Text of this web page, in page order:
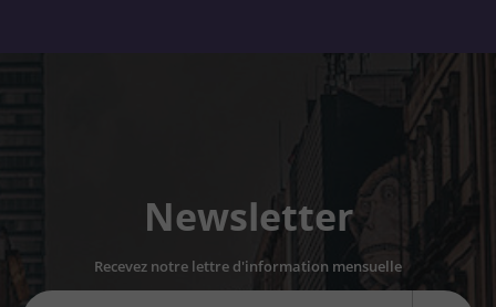
Newsletter
Recevez notre lettre d'information mensuelle